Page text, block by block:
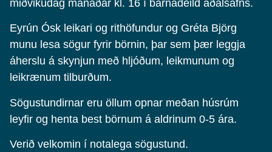
miðvikudag mánaðar kl. 16 í barnadeild aðalsafns.
Eyrún Ósk leikari og rithöfundur og Gréta Björg
munu lesa sögur fyrir börnin, þar sem þær leggja
áherslu á skynjun með hljóðum, leikmunum og
leikrænum tilburðum.
Sögustundirnar eru öllum opnar meðan húsrúm
leyfir og henta best börnum á aldrinum 0-5 ára.
Verið velkomin í notalega sögustund.